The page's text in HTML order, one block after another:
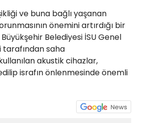
ve buna bağlı yaşanan
önemini artırdığı bir
Belediyesi İSU Genel
saha
akustik cihazlar,
israfın önlenmesinde önemli